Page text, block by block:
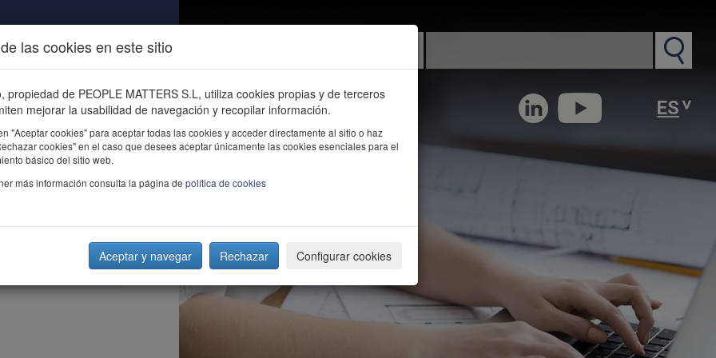
ÚNETE CONTACTO
las cookies en este sitio
propiedad de PEOPLE MATTERS S.L, utiliza cookies propias y de terceros
mejorar la usabilidad de navegación y recopilar información.
"Aceptar cookies" para aceptar todas las cookies y acceder directamente al sitio o haz
cookies" en el caso que desees aceptar únicamente las cookies esenciales para el
básico del sitio web.
más información consulta la página de política de cookies
Aceptar y navegar Rechazar Configurar cookies